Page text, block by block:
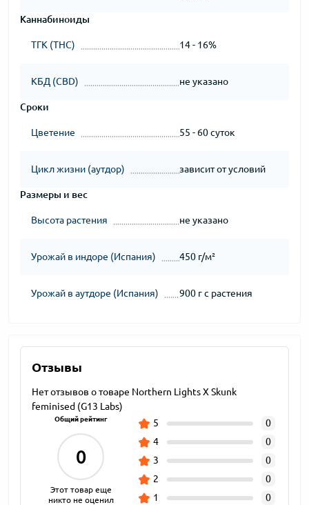
Каннабиноиды
ТГК (THC) 14 - 16%
КБД (CBD) не указано
Сроки
Цветение 55 - 60 суток
Цикл жизни (аутдор) зависит от условий
Размеры и вес
Высота растения не указано
Урожай в индоре (Испания) 450 г/м²
Урожай в аутдоре (Испания) 900 г с растения
Отзывы
Нет отзывов о товаре Northern Lights X Skunk
feminised (G13 Labs)
Общий рейтинг
0
Этот товар еще
никто не оценил
5
0
4
0
3
0
2
0
1
0